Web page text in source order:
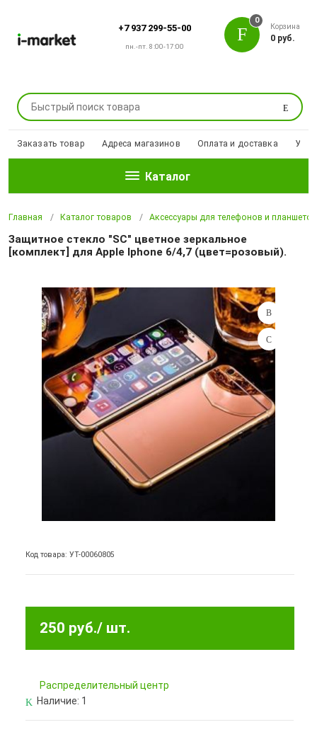
+7 937 299-55-00
пн.-пт. 8:00-17:00
Поиск
0
Корзина
0 руб.
Заказать товар Адреса магазинов Оплата и доставка
Каталог
Главная Каталог товаров Аксессуары для телефонов и планшетов
Защитное стекло "SC" цветное зеркальное
[комплект] для Apple Iphone 6/4,7 (цвет=розовый).
Код товара: УТ-00060805
250 руб./ шт.
Pаспределительный центр
Наличие: 1